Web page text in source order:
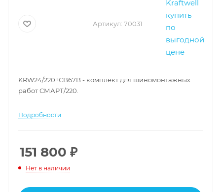
Артикул: 70031
KRW24/220+CB67B - комплект для шиномонтажных
работ СМАРТ/220.
Подробности
151 800 ₽
Нет в наличии